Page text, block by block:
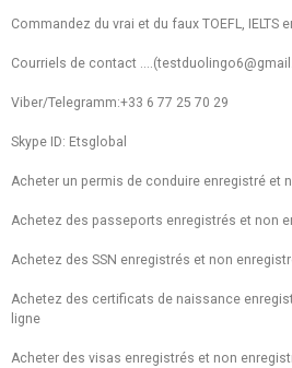
Commandez du vrai et du faux TOEFL, IELTS
Courriels de contact
Viber/Telegramm:+33 6 77 25 70 29
Skype ID: Etsglobal
Acheter un permis de conduire enregistré et
Achetez des passeports enregistrés et non
Achetez des SSN enregistrés et non
Achetez des certificats de naissance
ligne
Acheter des visas enregistrés et non